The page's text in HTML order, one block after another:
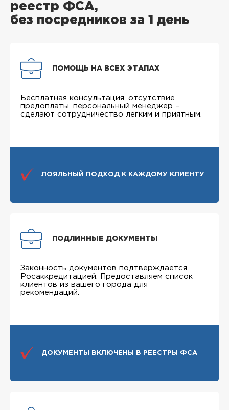
реестр ФСА,
без посредников за 1 день
ПОМОЩЬ НА ВСЕХ ЭТАПАХ
Бесплатная консультация, отсутствие
предоплаты, персональный менеджер –
сделают сотрудничество легким и приятным.
ЛОЯЛЬНЫЙ ПОДХОД К КАЖДОМУ КЛИЕНТУ
ПОДЛИННЫЕ ДОКУМЕНТЫ
Законность документов подтверждается
Росаккредитацией. Предоставляем список
клиентов из вашего города для
рекомендаций.
ДОКУМЕНТЫ ВКЛЮЧЕНЫ В РЕЕСТРЫ ФСА